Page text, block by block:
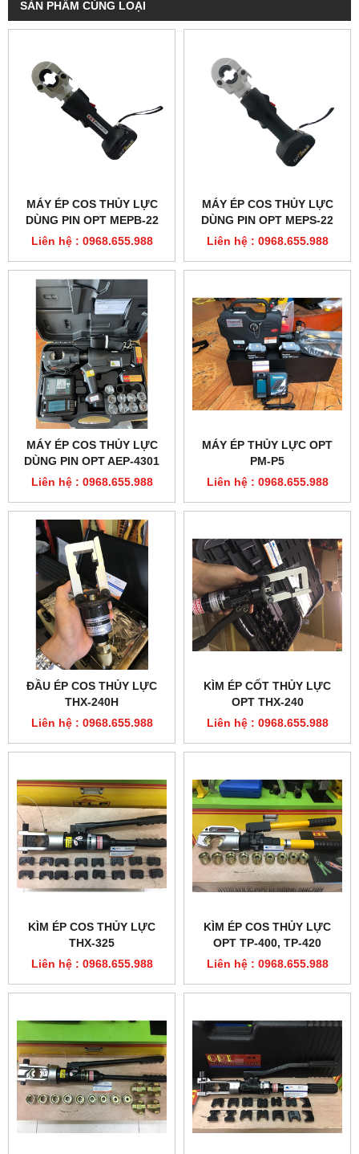
SẢN PHẨM CÙNG LOẠI
MÁY ÉP COS THỦY LỰC
DÙNG PIN OPT MEPB-22
Liên hệ : 0968.655.988
MÁY ÉP COS THỦY LỰC
DÙNG PIN OPT MEPS-22
Liên hệ : 0968.655.988
MÁY ÉP COS THỦY LỰC
DÙNG PIN OPT AEP-4301
Liên hệ : 0968.655.988
MÁY ÉP THỦY LỰC OPT
PM-P5
Liên hệ : 0968.655.988
ĐẦU ÉP COS THỦY LỰC
THX-240H
Liên hệ : 0968.655.988
KÌM ÉP CỐT THỦY LỰC
OPT THX-240
Liên hệ : 0968.655.988
KÌM ÉP COS THỦY LỰC
THX-325
Liên hệ : 0968.655.988
KÌM ÉP COS THỦY LỰC
OPT TP-400, TP-420
Liên hệ : 0968.655.988